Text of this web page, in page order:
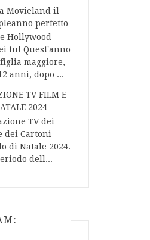
Movieland il
perfetto
Hollywood
tu! Quest'anno
maggiore,
anni, dopo ...
TV FILM E
2024
TV dei
dei Cartoni
di Natale 2024.
dell...